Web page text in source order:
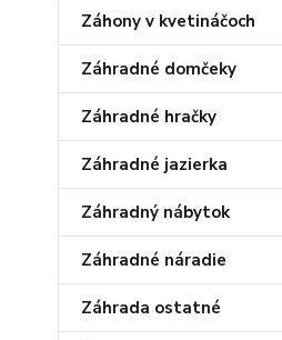
Záhony v kvetináčoch
Záhradné domčeky
Záhradné hračky
Záhradné jazierka
Záhradný nábytok
Záhradné náradie
Záhrada ostatné